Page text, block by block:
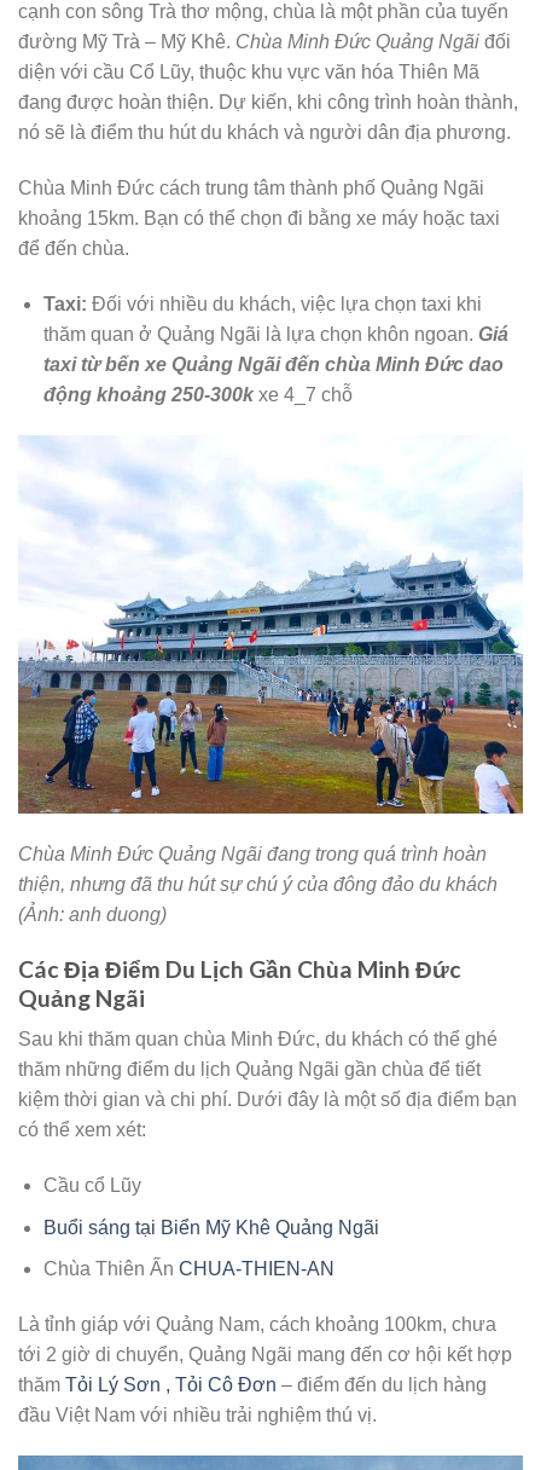
cạnh con sông Trà thơ mộng, chùa là một phần của tuyến
đường Mỹ Trà – Mỹ Khê. Chùa Minh Đức Quảng Ngãi đối
diện với cầu Cổ Lũy, thuộc khu vực văn hóa Thiên Mã
đang được hoàn thiện. Dự kiến, khi công trình hoàn thành,
nó sẽ là điểm thu hút du khách và người dân địa phương.
Chùa Minh Đức cách trung tâm thành phố Quảng Ngãi
khoảng 15km. Bạn có thể chọn đi bằng xe máy hoặc taxi
để đến chùa.
Taxi: Đối với nhiều du khách, việc lựa chọn taxi khi
thăm quan ở Quảng Ngãi là lựa chọn khôn ngoan. Giá
taxi từ bến xe Quảng Ngãi đến chùa Minh Đức dao
động khoảng 250-300kxe 4_7 chỗ
Chùa Minh Đức Quảng Ngãi đang trong quá trình hoàn
thiện, nhưng đã thu hút sự chú ý của đông đảo du khách
(Ảnh: anh duong)
Các Địa Điểm Du Lịch Gần Chùa Minh Đức
Quảng Ngãi
Sau khi thăm quan chùa Minh Đức, du khách có thể ghé
thăm những điểm du lịch Quảng Ngãi gần chùa để tiết
kiệm thời gian và chi phí. Dưới đây là một số địa điểm bạn
có thể xem xét:
Cầu cổ Lũy
Buổi sáng tại Biển Mỹ Khê Quảng Ngãi
Chùa Thiên Ấn CHUA-THIEN-AN
Là tỉnh giáp với Quảng Nam, cách khoảng 100km, chưa
tới 2 giờ di chuyển, Quảng Ngãi mang đến cơ hội kết hợp
thăm Tỏi Lý Sơn , Tỏi Cô Đơn – điểm đến du lịch hàng
đầu Việt Nam với nhiều trải nghiệm thú vị.